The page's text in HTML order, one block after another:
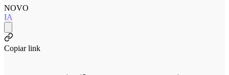
NOVO
IA
Copiar link